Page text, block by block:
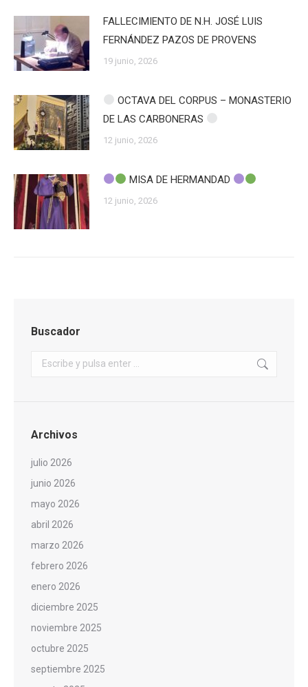
FALLECIMIENTO DE N.H. JOSÉ LUIS
FERNÁNDEZ PAZOS DE PROVENS
19 junio, 2026
OCTAVA DEL CORPUS – MONASTERIO
DE LAS CARBONERAS
12 junio, 2026
MISA DE HERMANDAD
12 junio, 2026
Buscador
Buscar:
Archivos
julio 2026
junio 2026
mayo 2026
abril 2026
marzo 2026
febrero 2026
enero 2026
diciembre 2025
noviembre 2025
octubre 2025
septiembre 2025